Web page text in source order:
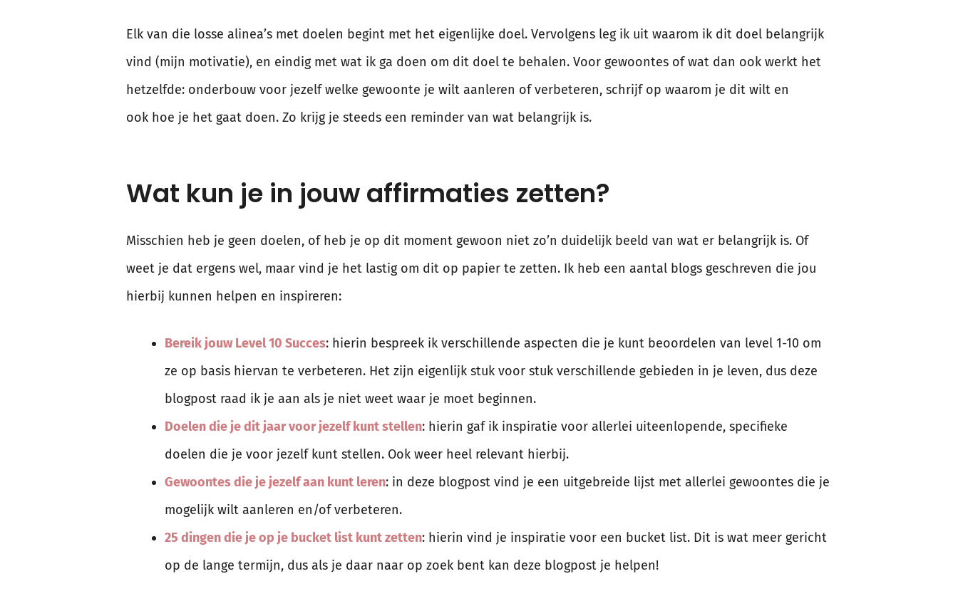
Elk van die losse alinea’s met doelen begint met het eigenlijke doel. Vervolgens leg ik uit waarom ik dit doel belangrijk
vind (mijn motivatie), en eindig met wat ik ga doen om dit doel te behalen. Voor gewoontes of wat dan ook werkt het
hetzelfde: onderbouw voor jezelf welke gewoonte je wilt aanleren of verbeteren, schrijf op waarom je dit wilt en
ook hoe je het gaat doen. Zo krijg je steeds een reminder van wat belangrijk is.
Wat kun je in jouw affirmaties zetten?
Misschien heb je geen doelen, of heb je op dit moment gewoon niet zo’n duidelijk beeld van wat er belangrijk is. Of
weet je dat ergens wel, maar vind je het lastig om dit op papier te zetten. Ik heb een aantal blogs geschreven die jou
hierbij kunnen helpen en inspireren:
Bereik jouw Level 10 Succes: hierin bespreek ik verschillende aspecten die je kunt beoordelen van level 1-10 om
ze op basis hiervan te verbeteren. Het zijn eigenlijk stuk voor stuk verschillende gebieden in je leven, dus deze
blogpost raad ik je aan als je niet weet waar je moet beginnen.
Doelen die je dit jaar voor jezelf kunt stellen: hierin gaf ik inspiratie voor allerlei uiteenlopende, specifieke
doelen die je voor jezelf kunt stellen. Ook weer heel relevant hierbij.
Gewoontes die je jezelf aan kunt leren: in deze blogpost vind je een uitgebreide lijst met allerlei gewoontes die je
mogelijk wilt aanleren en/of verbeteren.
25 dingen die je op je bucket list kunt zetten: hierin vind je inspiratie voor een bucket list. Dit is wat meer gericht
op de lange termijn, dus als je daar naar op zoek bent kan deze blogpost je helpen!